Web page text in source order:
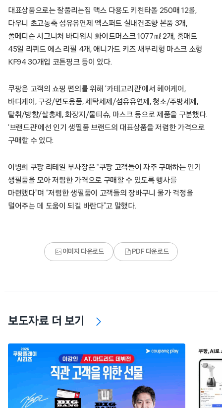
대표상품으로는 잘풀리는집 맥스 다용도 키친타올 250매 12롤,
다우니 초고농축 섬유유연제 엑스퍼트 실내건조향 본품 3개,
폴메디슨 시그니처 바디워시 화이트머스크 1077㎖ 2개, 홈매트
45일 리퀴드 에스 리필 4개, 애니가드 키즈 새부리형 마스크 소형
KF94 30개입 코튼핑크 등이 있다.
쿠팡은 고객의 쇼핑 편의를 위해 ‘카테고리관’에서 헤어케어,
바디케어, 구강/면도용품, 세탁세제/섬유유연제, 청소/주방세제,
탈취/방향/살충제, 화장지/물티슈, 마스크 등으로 제품을 구분했다.
‘브랜드관’에선 인기 생필품 브랜드의 대표상품을 저렴한 가격으로
구매할 수 있다.
이병희 쿠팡 리테일 부사장은 “쿠팡 고객들이 자주 구매하는 인기
생필품을 모아 저렴한 가격으로 구매할 수 있도록 행사를
마련했다”며 “저렴한 생필품이 고객들의 장바구니 물가 걱정을
덜어주는 데 도움이 되길 바란다”고 말했다.
이미지 다운로드 PDF 다운로드
보도자료 더 보기